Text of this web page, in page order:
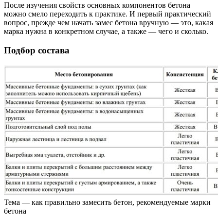
После изучения свойств основных компонентов бетона
можно смело переходить к практике. И первый практический
вопрос, прежде чем начать замес бетона вручную — это, какая
марка нужна в конкретном случае, а также — чего и сколько.
Подбор состава
Тема — как правильно замесить бетон, рекомендуемые марки
бетона